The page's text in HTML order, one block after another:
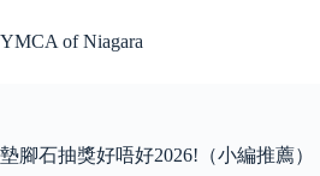
to
content
YMCA of Niagara
墊腳石抽獎好唔好2026!（小編推薦）